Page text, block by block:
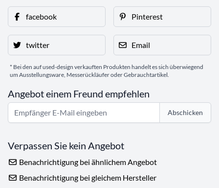
facebook Pinterest
twitter Email
* Bei den auf used-design verkauften Produkten handelt es sich überwiegend
um Ausstellungsware, Messerückläufer oder Gebrauchtartikel.
Angebot einem Freund empfehlen
Abschicken
Verpassen Sie kein Angebot
Benachrichtigung bei ähnlichem Angebot
Benachrichtigung bei gleichem Hersteller